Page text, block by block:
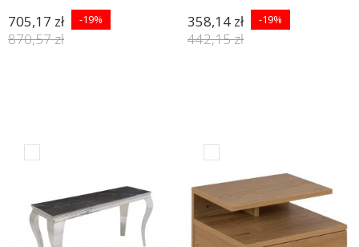
705,17 zł -19%
870,57 zł
358,14 zł -19%
442,15 zł